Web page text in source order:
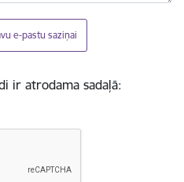
e-pastu saziņai
ir atrodama sadaļā: